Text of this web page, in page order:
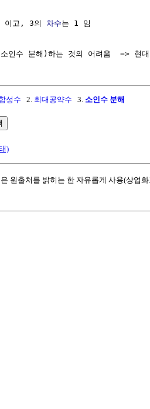
이고, 3의 차수는 1 임
인수 분해)하는 것의 어려움  => 현
성수 2. 최대공약수 3. 소인수 분해
)
원출처를 밝히는 한 자유롭게 사용(상업